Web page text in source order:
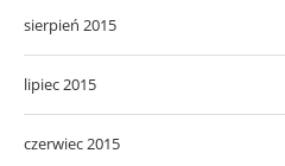
sierpień 2015
lipiec 2015
czerwiec 2015